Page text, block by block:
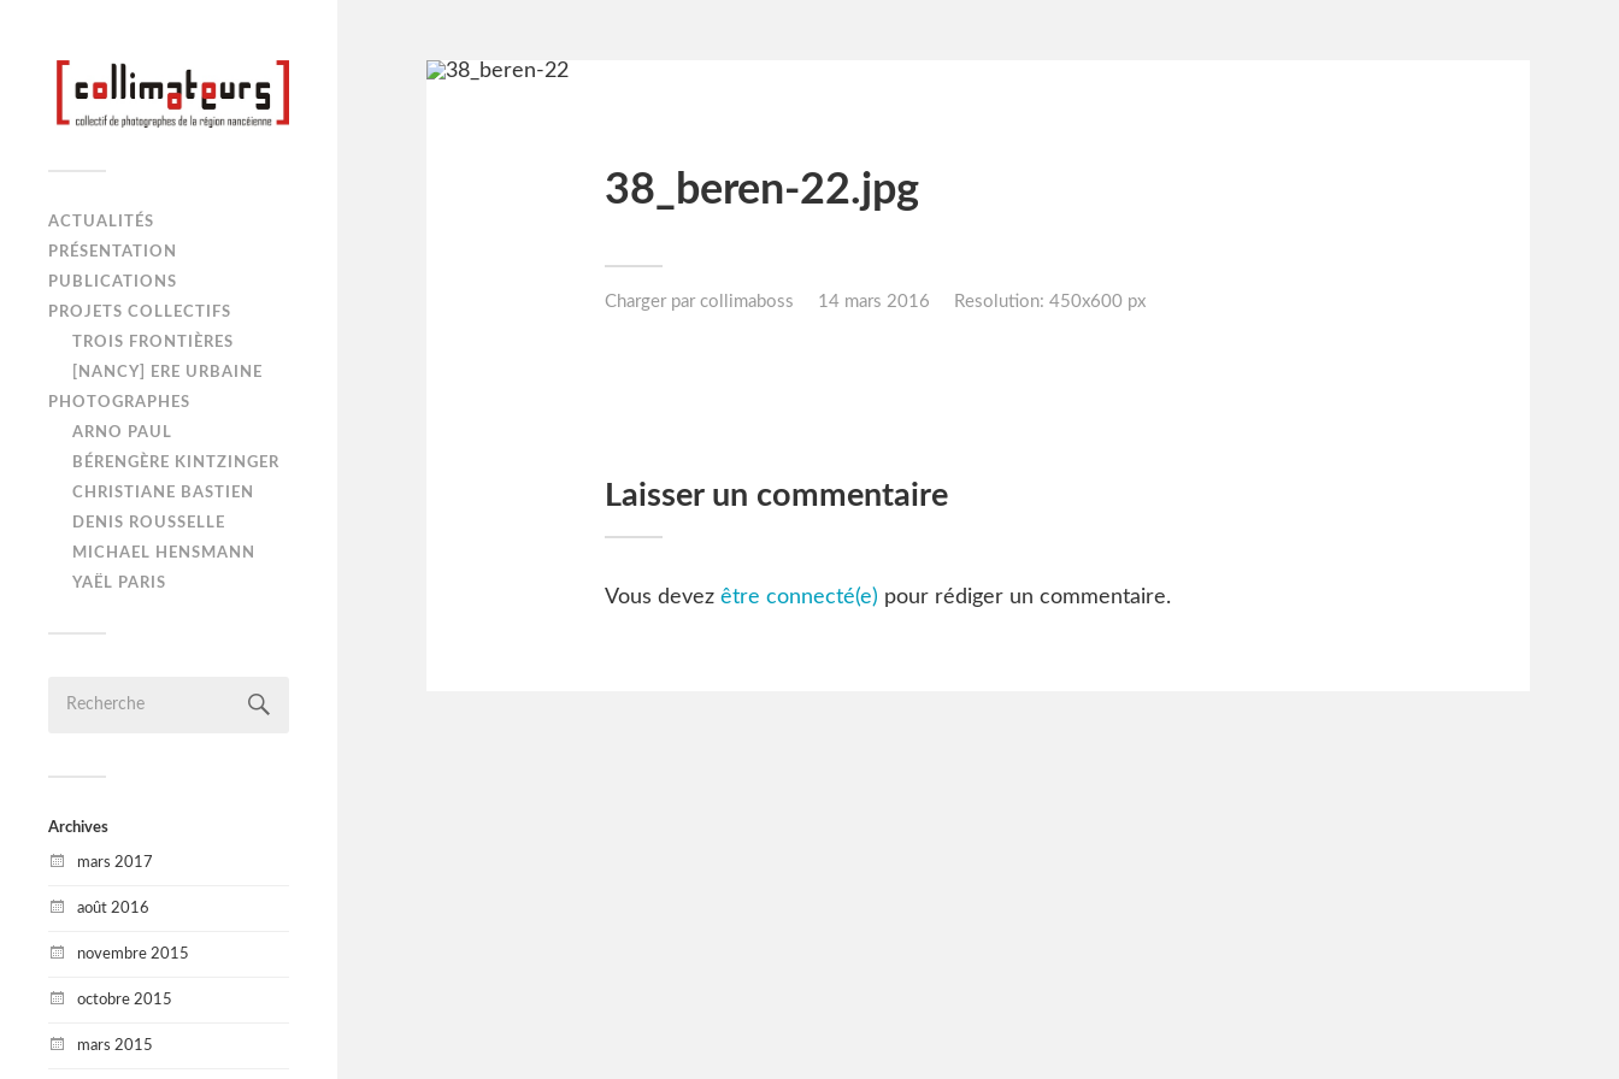
ACTUALITÉS
PRÉSENTATION
PUBLICATIONS
PROJETS COLLECTIFS
TROIS FRONTIÈRES
[NANCY] ERE URBAINE
PHOTOGRAPHES
ARNO PAUL
BÉRENGÈRE KINTZINGER
CHRISTIANE BASTIEN
DENIS ROUSSELLE
MICHAEL HENSMANN
YAËL PARIS
Archives
mars 2017
août 2016
novembre 2015
octobre 2015
mars 2015
38_beren-22.jpg
Charger par collimaboss 14 mars 2016 Resolution: 450x600 px
Laisser un commentaire
Vous devez être connecté(e) pour rédiger un commentaire.